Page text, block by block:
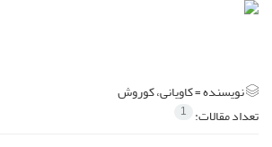
نویسنده =کاویانی، کوروش
تعداد مقالات: 1